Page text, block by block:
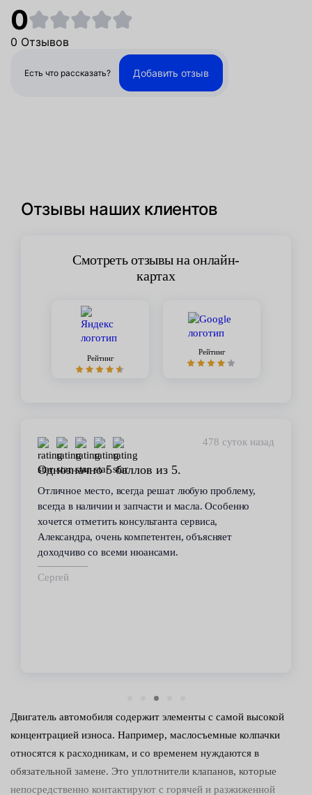
0
0 Отзывов
Есть что рассказать? Добавить отзыв
Отзывы наших клиентов
Смотреть отзывы на онлайн-
картах
Рейтинг
Рейтинг
478 суток назад
Однозначно 5 баллов из 5.
Отличное место, всегда решат любую проблему,
всегда в наличии и запчасти и масла. Особенно
хочется отметить консультанта сервиса,
Александра, очень компетентен, объясняет
доходчиво со всеми нюансами.
Сергей
Двигатель автомобиля содержит элементы с самой высокой
концентрацией износа. Например, маслосъемные колпачки
относятся к расходникам, и со временем нуждаются в
обязательной замене. Это уплотнители клапанов, которые
непосредственно контактируют с горячей и разжиженной